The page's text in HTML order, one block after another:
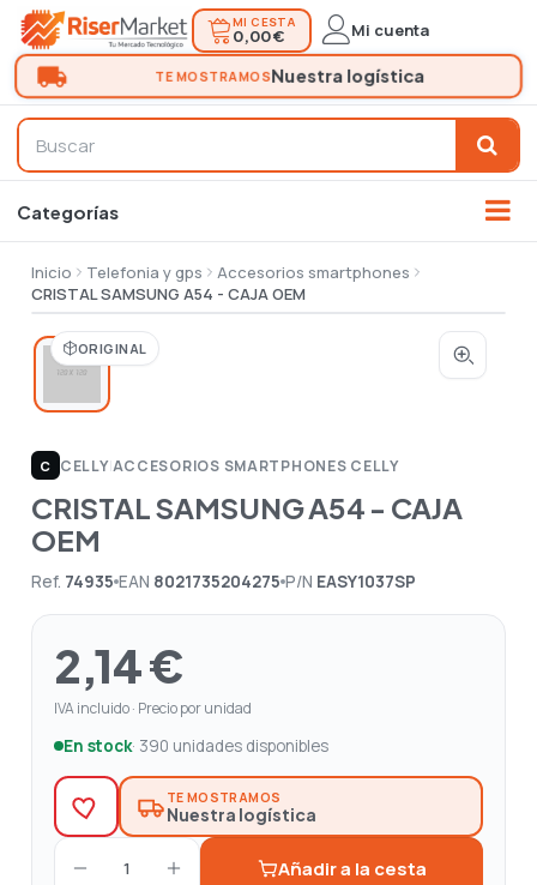
MI CESTA
0,00 € Mi cuenta
Inicio Telefonia y gps
Accesorios smartphones
CRISTAL SAMSUNG A54 - CAJA OEM
ORIGINAL
C CELLY|ACCESORIOS SMARTPHONES CELLY
CRISTAL SAMSUNG A54 - CAJA
OEM
Ref. 74935 EAN 8021735204275 P/N EASY1037SP
2,14 €
IVA incluido · Precio por unidad
En stock· 390 unidades disponibles
TE MOSTRAMOS
Nuestra logística
1 Añadir a la cesta